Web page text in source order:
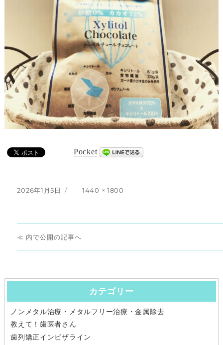
Pocket
投
2026年1月5日
フ
1440 × 1800
投
稿
ナ
ゲ
ー
内で公開
カテゴリー
ノンメタル治療・メタルフリー治療・金属除去
教えて！歯医者さん
歯列矯正インビザライン